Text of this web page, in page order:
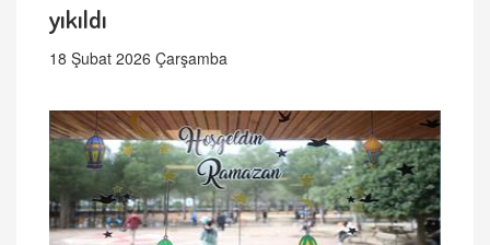
yıkıldı
18 Şubat 2026 Çarşamba